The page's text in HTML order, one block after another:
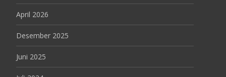
April 2026
Desember 2025
Juni 2025